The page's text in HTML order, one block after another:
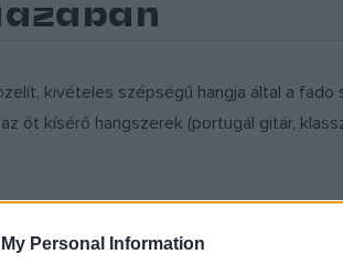
Personal Information
kivételes szépségű hangja által a fado
őt kísérő hangszerek (portugál gitár,